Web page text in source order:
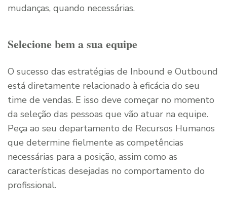
mudanças, quando necessárias.
Selecione bem a sua equipe
O sucesso das estratégias de Inbound e Outbound
está diretamente relacionado à eficácia do seu
time de vendas. E isso deve começar no momento
da seleção das pessoas que vão atuar na equipe.
Peça ao seu departamento de Recursos Humanos
que determine fielmente as competências
necessárias para a posição, assim como as
características desejadas no comportamento do
profissional.